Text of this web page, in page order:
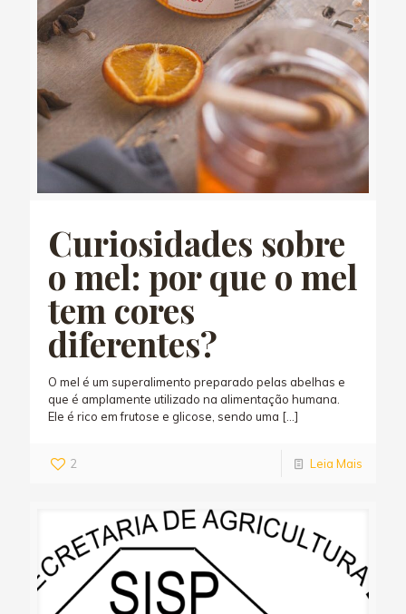
Curiosidades sobre
o mel: por que o mel
tem cores
diferentes?
O mel é um superalimento preparado pelas abelhas e
que é amplamente utilizado na alimentação humana.
Ele é rico em frutose e glicose, sendo uma […]
2 Leia Mais